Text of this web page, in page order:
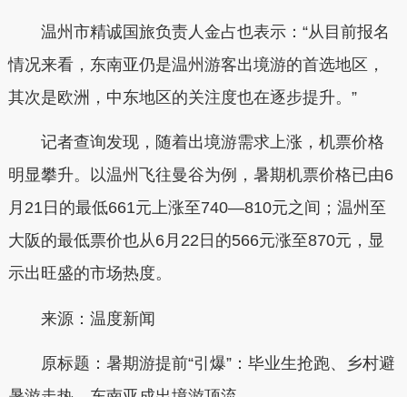
温州市精诚国旅负责人金占也表示：“从目前报名
情况来看，东南亚仍是温州游客出境游的首选地区，
其次是欧洲，中东地区的关注度也在逐步提升。”
记者查询发现，随着出境游需求上涨，机票价格
明显攀升。以温州飞往曼谷为例，暑期机票价格已由6
月21日的最低661元上涨至740—810元之间；温州至
大阪的最低票价也从6月22日的566元涨至870元，显
示出旺盛的市场热度。
来源：温度新闻
原标题：暑期游提前“引爆”：毕业生抢跑、乡村避